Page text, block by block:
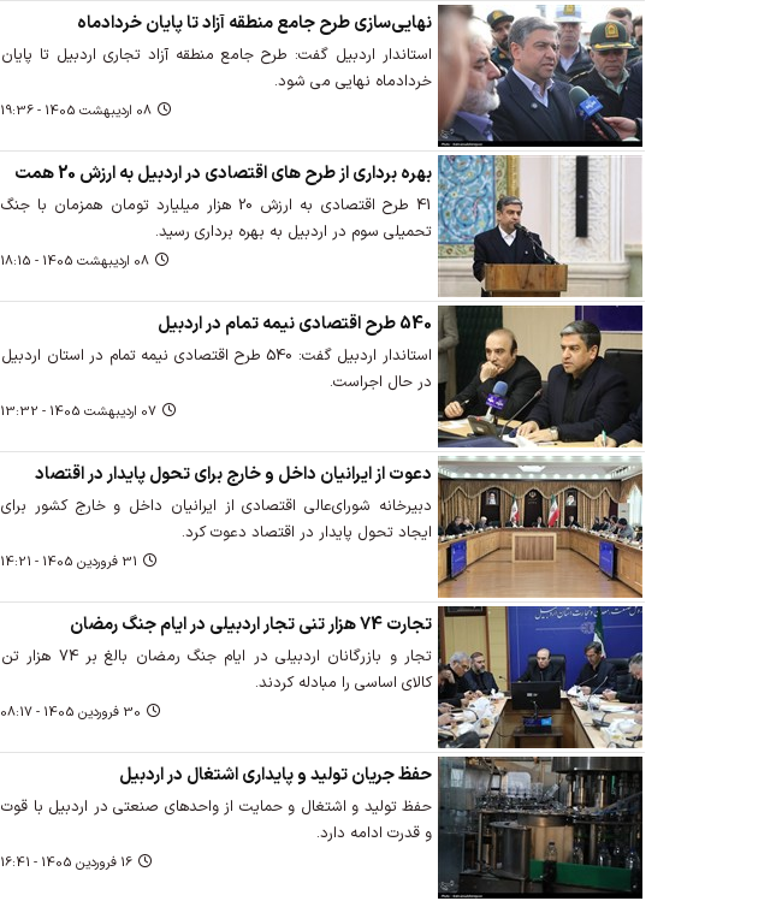
نهایی‌سازی طرح جامع منطقه آزاد تا پایان خردادماه
استاندار اردبیل گفت: طرح جامع منطقه آزاد تجاری اردبیل تا پایان
خردادماه نهایی می شود.
08 ارديبهشت 1405 - 19:36
بهره برداری از طرح های اقتصادی در اردبیل به ارزش 20 همت
41 طرح اقتصادی به ارزش 20 هزار میلیارد تومان همزمان با جنگ
تحمیلی سوم در اردبیل به بهره برداری رسید.
08 ارديبهشت 1405 - 18:15
540 طرح اقتصادی نیمه تمام در اردبیل
استاندار اردبیل گفت: 540 طرح اقتصادی نیمه تمام در استان اردبیل
در حال اجراست.
07 ارديبهشت 1405 - 13:32
دعوت از ایرانیان داخل و خارج برای تحول پایدار در اقتصاد
دبیرخانه شورای‌عالی اقتصادی از ایرانیان داخل و خارج کشور برای
ایجاد تحول پایدار در اقتصاد دعوت کرد.
31 فروردين 1405 - 14:21
تجارت 74 هزار تنی تجار اردبیلی در ایام جنگ رمضان
تجار و بازرگانان اردبیلی در ایام جنگ رمضان بالغ بر 74 هزار تن
کالای اساسی را مبادله کردند.
30 فروردين 1405 - 08:17
حفظ جریان تولید و پایداری اشتغال در اردبیل
حفظ تولید و اشتغال و حمایت از واحدهای صنعتی در اردبیل با قوت
و قدرت ادامه دارد.
16 فروردين 1405 - 16:41